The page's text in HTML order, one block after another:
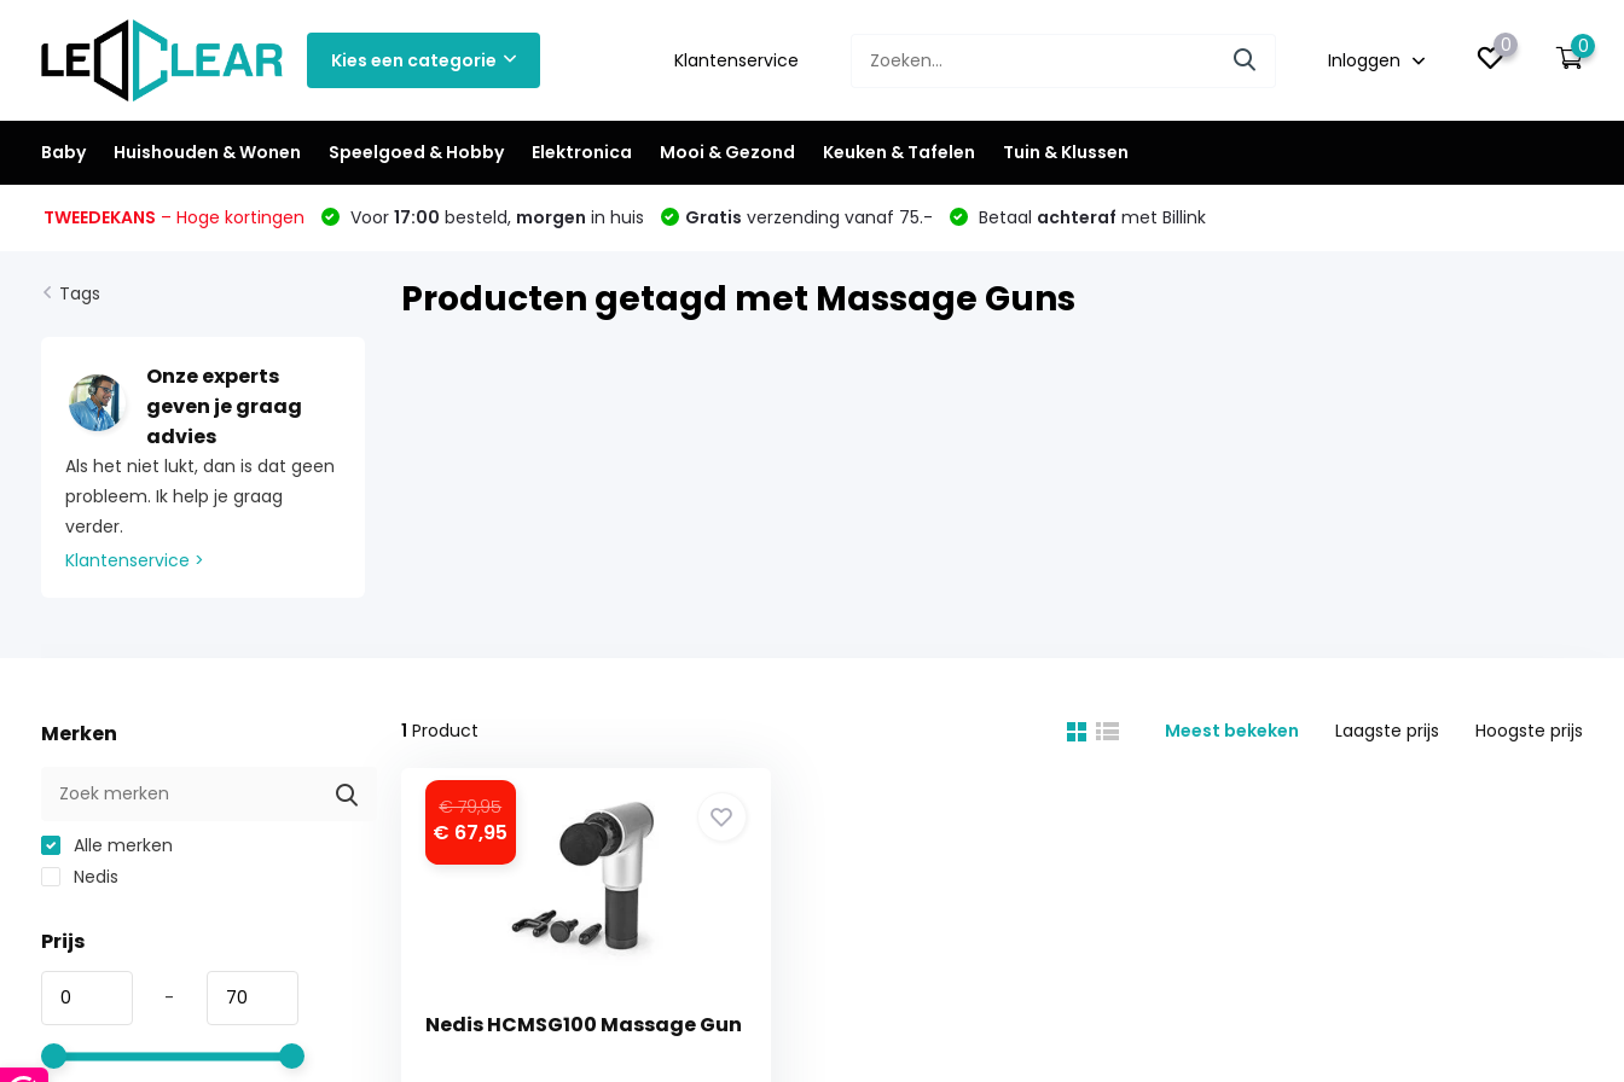
Kies een categorie Klantenservice Inloggen
0 0
Baby Huishouden & Wonen Speelgoed & Hobby Elektronica Mooi & Gezond Keuken & Tafelen Tuin & Klussen
TWEEDEKANS – Hoge kortingen Voor 17:00 besteld, morgen in huis Gratis verzending vanaf 75.- Betaal achteraf met Billink
Tags
Onze experts
geven je graag
advies
Als het niet lukt, dan is dat geen
probleem. Ik help je graag
verder.
Klantenservice >
Producten getagd met Massage Guns
Merken
Alle merken
Nedis
Prijs
-
1 Product Meest bekeken Laagste prijs Hoogste prijs
€ 79,95
€ 67,95
Nedis HCMSG100 Massage Gun